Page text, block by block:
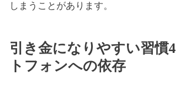
しまうことがあります。
引き金になりやすい習慣4
トフォンへの依存